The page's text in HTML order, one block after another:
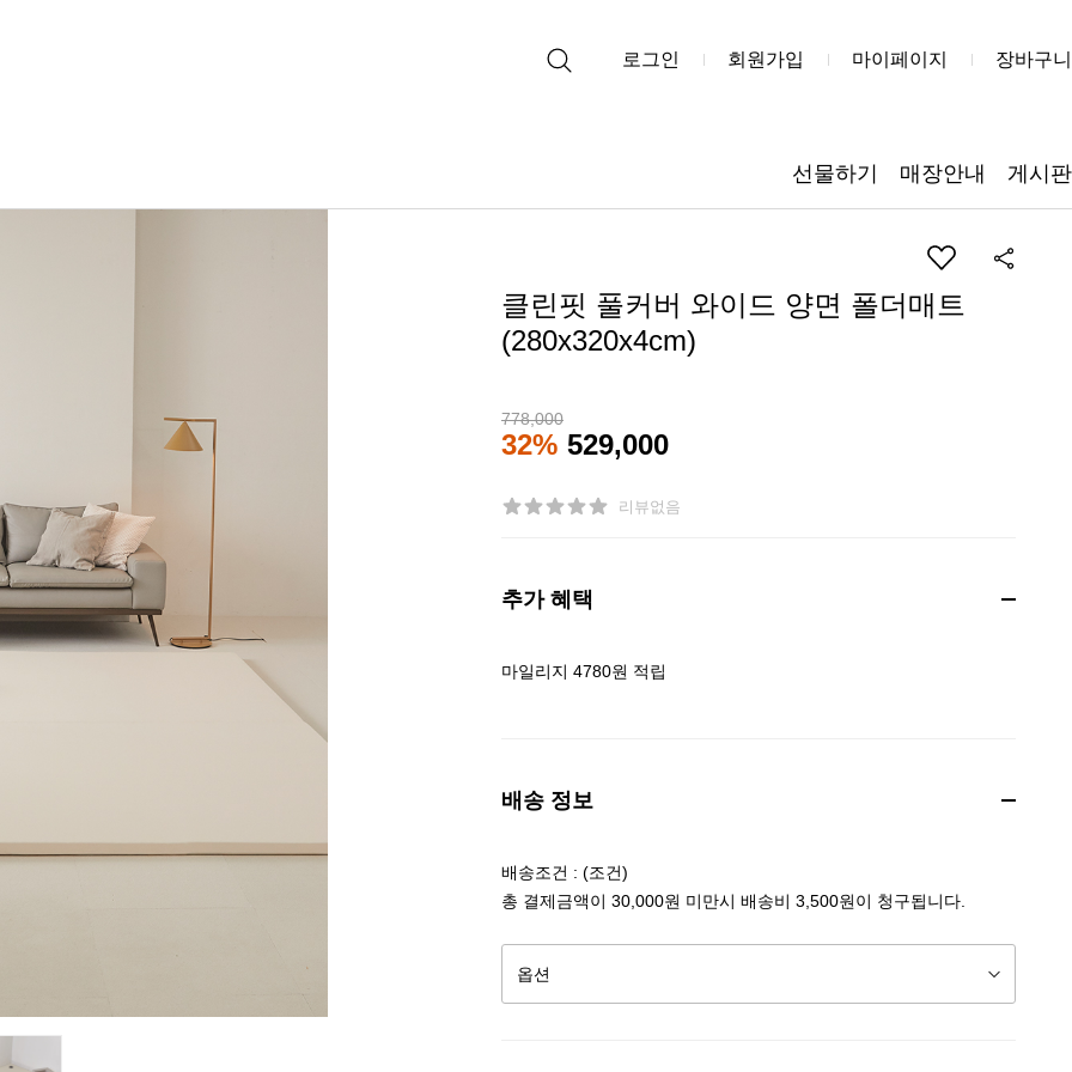
로그인 회원가입 마이페이지 장바구니
선물하기 매장안내 게시판
클린핏 풀커버 와이드 양면 폴더매트
(280x320x4cm)
778,000
32% 529,000
리뷰없음
추가 혜택
마일리지 4780원 적립
배송 정보
배송조건 : (조건)
총 결제금액이 30,000원 미만시 배송비 3,500원이 청구됩니다.